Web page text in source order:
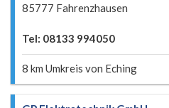
85777 Fahrenzhausen
Tel: 08133 994050
8 km Umkreis von Eching